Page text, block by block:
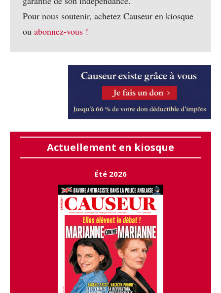
Pour nous soutenir, achetez Causeur en kiosque
ou abonnez-vous !
Actuellement en kiosque
Été 2026